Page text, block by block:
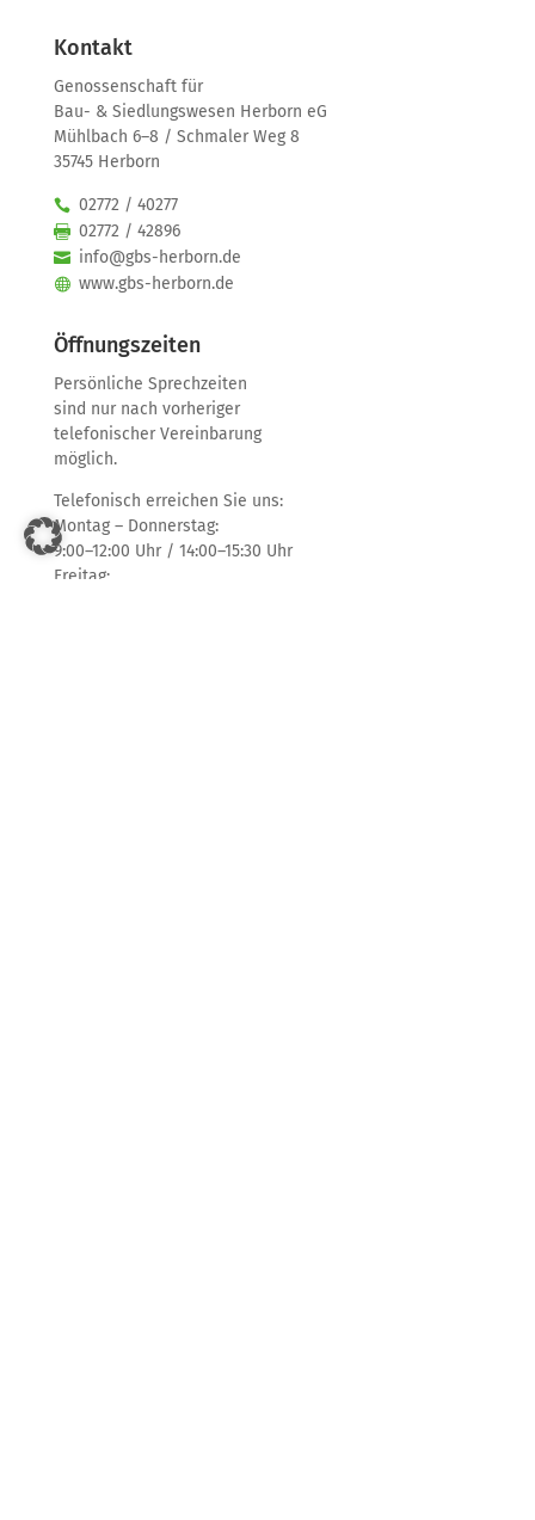
Kontakt
Genossenschaft für
Bau- & Siedlungswesen Herborn eG
Mühlbach 6–8 / Schmaler Weg 8
35745 Herborn
02772 / 40277
02772 / 42896
info@gbs-herborn.de
www.gbs-herborn.de
Öffnungszeiten
Persönliche Sprechzeiten
sind nur nach vorheriger
telefonischer Vereinbarung
möglich.
Telefonisch erreichen Sie uns:
Montag – Donnerstag:
9:00–12:00 Uhr / 14:00–15:30 Uhr
Freitag: